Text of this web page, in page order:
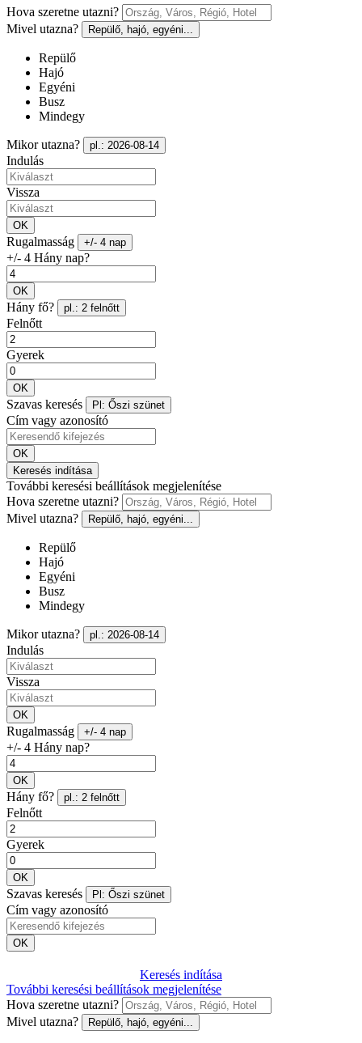
Hova szeretne utazni?
Mivel utazna?
Repülő, hajó, egyéni...
Repülő
Hajó
Egyéni
Busz
Mindegy
Mikor utazna? pl.: 2026-08-14
Indulás
Vissza
OK
Rugalmasság +/- 4 nap
+/- 4 Hány nap?
OK
Hány fő? pl.: 2 felnőtt
Felnőtt
Gyerek
OK
Szavas keresés Pl: Őszi szünet
Cím vagy azonosító
OK
Keresés indítása
További keresési beállítások megjelenítése
Hova szeretne utazni?
Mivel utazna?
Repülő, hajó, egyéni...
Repülő
Hajó
Egyéni
Busz
Mindegy
Mikor utazna? pl.: 2026-08-14
Indulás
Vissza
OK
Rugalmasság +/- 4 nap
+/- 4 Hány nap?
OK
Hány fő? pl.: 2 felnőtt
Felnőtt
Gyerek
OK
Szavas keresés Pl: Őszi szünet
Cím vagy azonosító
OK
Keresés indítása
További keresési beállítások megjelenítése
Hova szeretne utazni?
Mivel utazna?
Repülő, hajó, egyéni...